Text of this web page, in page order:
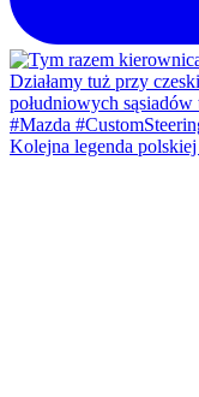
Kolejna legenda